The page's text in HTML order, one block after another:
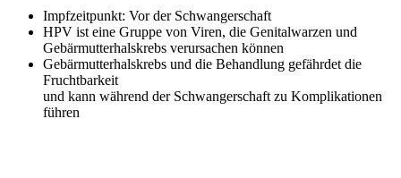
Impfzeitpunkt: Vor der Schwangerschaft
HPV ist eine Gruppe von Viren, die Genitalwarzen und
Gebärmutterhalskrebs verursachen können
Gebärmutterhalskrebs und die Behandlung gefährdet die
Fruchtbarkeit
und kann während der Schwangerschaft zu Komplikationen
führen